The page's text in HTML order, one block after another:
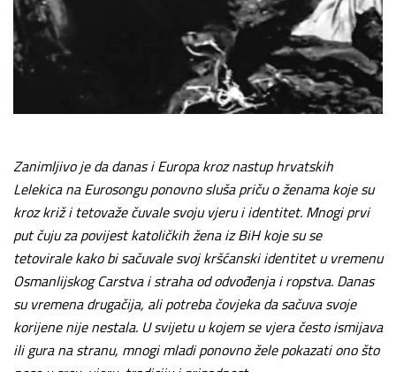
Zanimljivo je da danas i Europa kroz nastup hrvatskih
Lelekica na Eurosongu ponovno sluša priču o ženama koje su
kroz križ i tetovaže čuvale svoju vjeru i identitet. Mnogi prvi
put čuju za povijest katoličkih žena iz BiH koje su se
tetovirale kako bi sačuvale svoj kršćanski identitet u vremenu
Osmanlijskog Carstva i straha od odvođenja i ropstva. Danas
su vremena drugačija, ali potreba čovjeka da sačuva svoje
korijene nije nestala. U svijetu u kojem se vjera često ismijava
ili gura na stranu, mnogi mladi ponovno žele pokazati ono što